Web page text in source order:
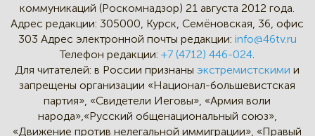
коммуникаций (Роскомнадзор) 21 августа 2012 года.
Адрес редакции: 305000, Курск, Семёновская, 36, офис
303 Адрес электронной почты редакции: info@46tv.ru
Телефон редакции: +7 (4712) 446-024
Для читателей: в России признаныэкстремистскими и
запрещены организации «Национал-большевистская
партия», «Свидетели Иеговы», «Армия воли
народа»,«Русский общенациональный союз»,
«Движение против нелегальной иммиграции», «Правый